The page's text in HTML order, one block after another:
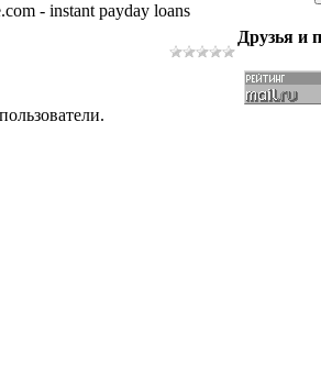
- instant payday loans
Друзья и